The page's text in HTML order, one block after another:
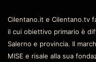
Cilentano.it e Cilentano.tv
il cui obiettivo primario è
Salerno e provincia. Il
MISE e risale alla sua